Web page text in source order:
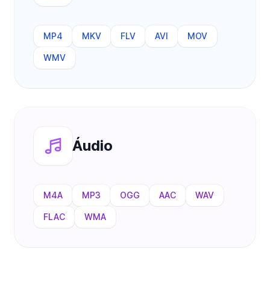
MP4 MKV FLV AVI MOV
WMV
Áudio
M4A MP3 OGG AAC WAV
FLAC WMA